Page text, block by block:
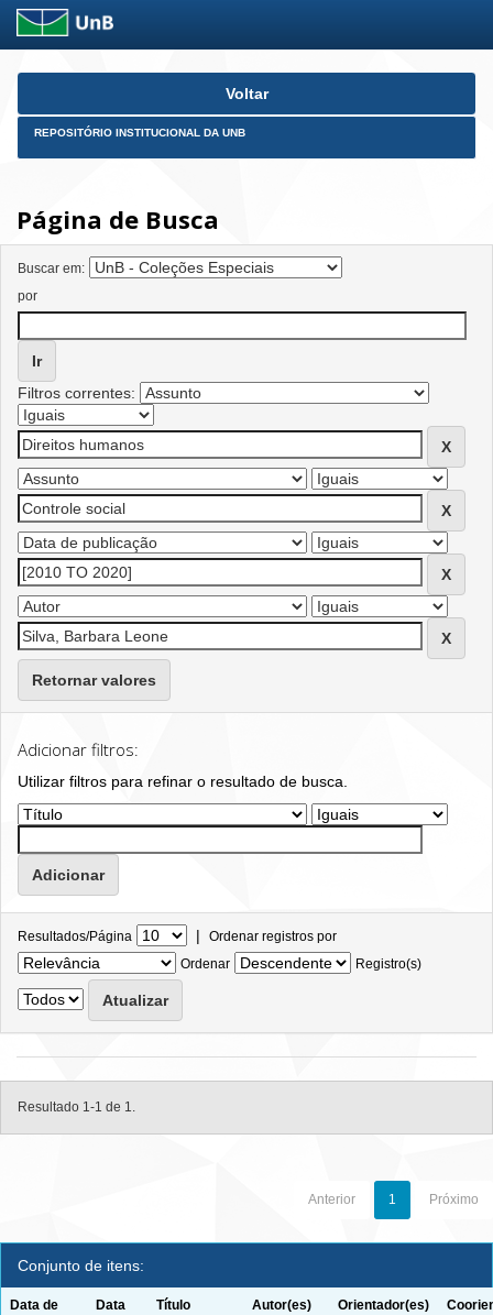
Skip
Voltar
REPOSITÓRIO INSTITUCIONAL DA UNB
Página de Busca
Buscar em:
por
Filtros correntes:
Retornar valores
Adicionar filtros:
Utilizar filtros para refinar o resultado de busca.
Resultados/Página | Ordenar registros por
Ordenar
Registro(s)
Resultado 1-1 de 1.
Anterior 1 Próximo
Conjunto de itens:
Data de
Data
Título Autor(es) Orientador(es)